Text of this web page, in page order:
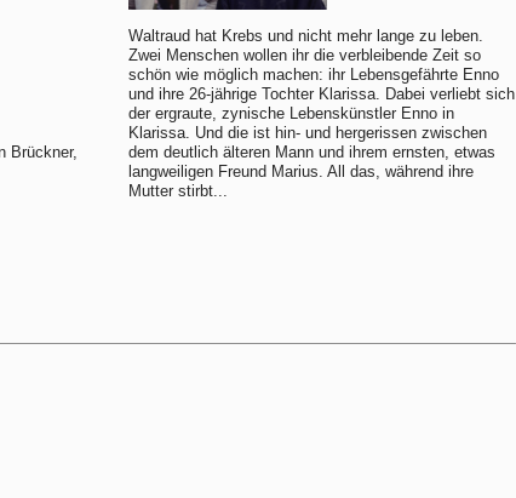
Brückner,
Waltraud hat Krebs und nicht mehr lange zu leben.
Zwei Menschen wollen ihr die verbleibende Zeit so
schön wie möglich machen: ihr Lebensgefährte Enno
und ihre 26-jährige Tochter Klarissa. Dabei verliebt sich
der ergraute, zynische Lebenskünstler Enno in
Klarissa. Und die ist hin- und hergerissen zwischen
dem deutlich älteren Mann und ihrem ernsten, etwas
langweiligen Freund Marius. All das, während ihre
Mutter stirbt...